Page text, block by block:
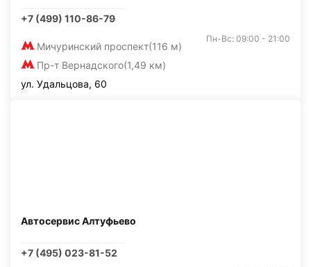
+7 (499) 110-86-79
Мичуринский проспект(116 м)
Пр-т Вернадского(1,49 км)
Пн-Вс: 09:00 - 21:00
ул. Удальцова, 60
Автосервис Алтуфьево
+7 (495) 023-81-52